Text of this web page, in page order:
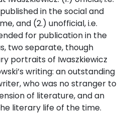
in the social and
and (2.) unofficial, i.e.
for publication in the
two separate, though
portraits of Iwaszkiewicz
writing: an outstanding
who was no stranger to
of literature, and an
literary life of the time.